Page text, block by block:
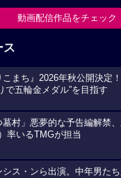
動画配信作品をチェック
ス
こまち』2026年秋公開決定
で五輪金メダル”を目指す
墓村」悪夢的な予告編解禁
）率いるTMGが担当
シス・ンら出演。中年男た